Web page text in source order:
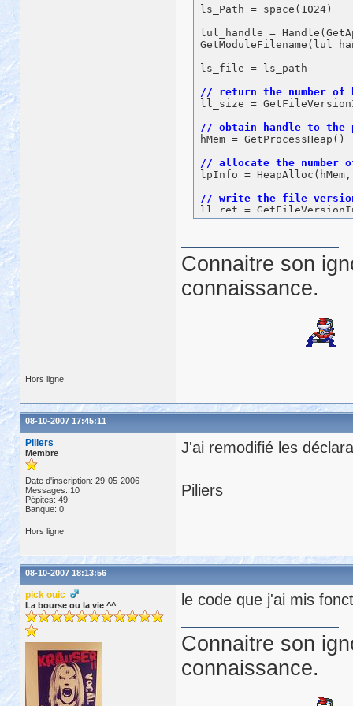
ls_Path = space(1024)
lul_handle =
ls_file = ls_path
ll_size =
hMem = GetProcessHeap()
lpInfo =
ll_ret =
ls_query =
ll_ret =
MoveMemory(ls_bytes,
arr_int[4] =
else
next
ls_query =
ll_ret =
Connaitre son
connaissance.
Hors ligne
08-10-2007 17:45:11
Piliers
Membre
Date d'inscription: 29-05-2006
Messages: 10
Pépites: 49
Banque: 0
J'ai remodifié les
Piliers
Hors ligne
08-10-2007 18:13:56
pick ouic
La bourse ou la vie ^^ le code que j'ai mis
Connaitre son
connaissance.